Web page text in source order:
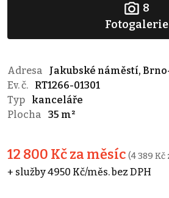
8
Fotogalerie
Adresa
Jakubské náměstí,
Ev. č.
RT1266-01301
Typ
kanceláře
Plocha
35 m²
12 800 Kč za měsíc (4 389 Kč
+ služby 4950 Kč/měs. bez DPH